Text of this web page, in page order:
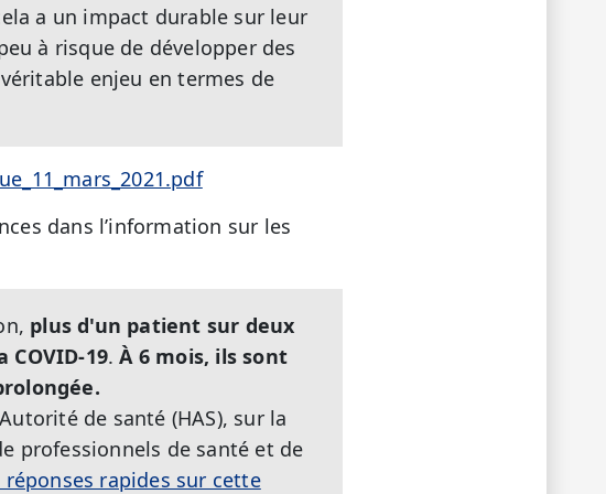
a un impact durable sur leur
à risque de développer des
enjeu en termes de
dans l’information sur les
plus d'un patient sur deux
19.À 6 mois, ils sont
de santé (HAS), sur la
professionnels de santé et de
réponses rapides sur cette